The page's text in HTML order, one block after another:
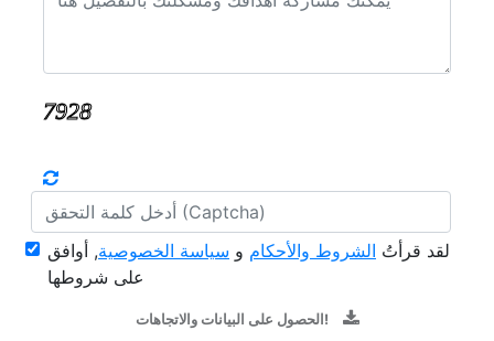
لقد قرأتُ الشروط والأحكام و سياسة الخصوصية, أوافق
على شروطها
الحصول على البيانات والاتجاهات!